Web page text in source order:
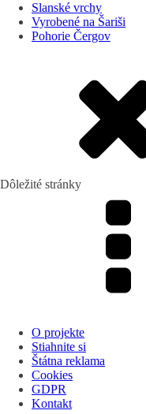
Slanské vrchy
Vyrobené na Šariši
Pohorie Čergov
Dôležité stránky
O projekte
Stiahnite si
Štátna reklama
Cookies
GDPR
Kontakt